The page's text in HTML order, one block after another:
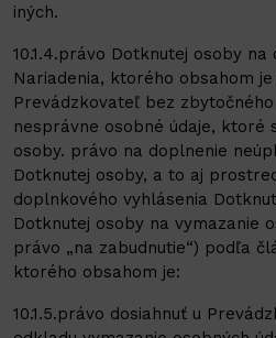
iných.
10.1.4.právo Dotknutej osoby
Nariadenia, ktorého obsahom
Prevádzkovateľ bez
nesprávne osobné údaje, ktoré
osoby. právo na doplnenie
Dotknutej osoby, a to aj
doplnkového vyhlásenia
Dotknutej osoby na vymazanie
právo „na zabudnutie“) podľa
ktorého obsahom je:
10.1.5.právo dosiahnuť u